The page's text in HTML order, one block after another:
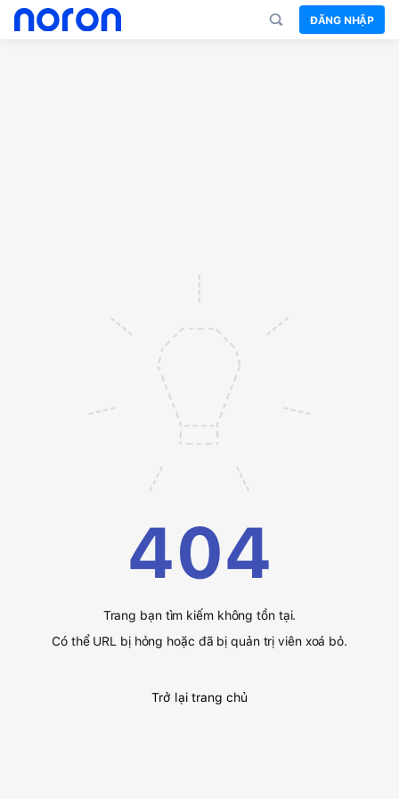
ĐĂNG NHẬP
404
Trang bạn tìm kiếm không tồn tại.
Có thể URL bị hỏng hoặc đã bị quản trị viên xoá bỏ.
Trở lại trang chủ